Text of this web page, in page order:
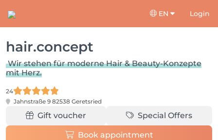
EN Login
hair.concept
Wir stehen für moderne Hair & Beauty-Konzepte
mit Herz.
24
Jahnstraße 9 82538 Geretsried
Gift voucher Special Offers
Book appointment